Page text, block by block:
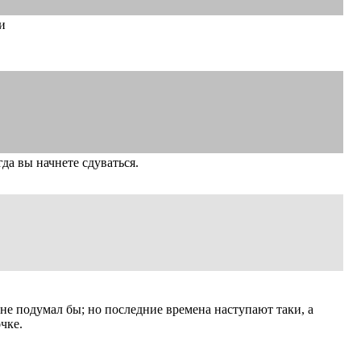
вы начнете сдуваться.
подумал бы; но последние времена наступают таки, а